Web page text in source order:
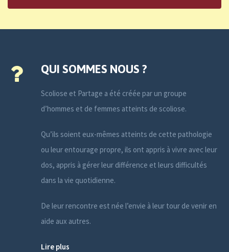
QUI SOMMES NOUS ?
Scoliose et Partage a été créée par un groupe
d’hommes et de femmes atteints de scoliose.
Qu’ils soient eux-mêmes atteints de cette pathologie
ou leur entourage propre, ils ont appris à vivre avec leur
dos, appris à gérer leur différence et leurs difficultés
dans la vie quotidienne.
De leur rencontre est née l’envie à leur tour de venir en
aide aux autres.
Lire plus